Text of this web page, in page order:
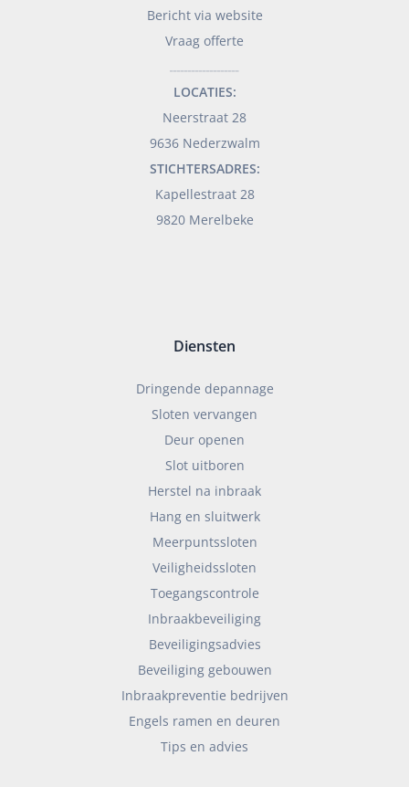
Bericht via website
Vraag offerte
LOCATIES:
Neerstraat 28
9636 Nederzwalm
STICHTERSADRES:
Kapellestraat 28
9820 Merelbeke
Diensten
Dringende depannage
Sloten vervangen
Deur openen
Slot uitboren
Herstel na inbraak
Hang en sluitwerk
Meerpuntssloten
Veiligheidssloten
Toegangscontrole
Inbraakbeveiliging
Beveiligingsadvies
Beveiliging gebouwen
Inbraakpreventie bedrijven
Engels ramen en deuren
Tips en advies